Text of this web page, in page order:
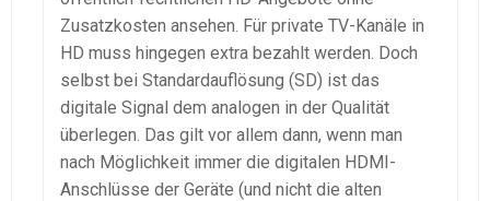
Zusatzkosten ansehen. Für private TV-Kanäle in
HD muss hingegen extra bezahlt werden. Doch
selbst bei Standardauflösung (SD) ist das
digitale Signal dem analogen in der Qualität
überlegen. Das gilt vor allem dann, wenn man
nach Möglichkeit immer die digitalen HDMI-
Anschlüsse der Geräte (und nicht die alten